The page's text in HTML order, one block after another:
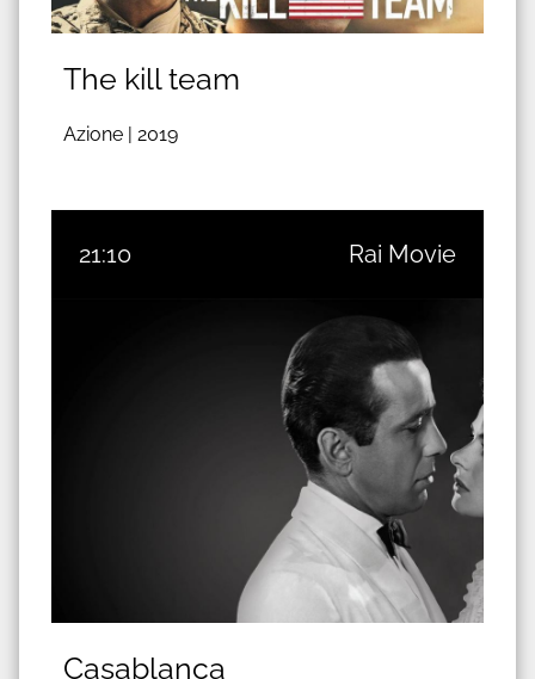
The kill team
Azione | 2019
21:10 Rai Movie
Casablanca